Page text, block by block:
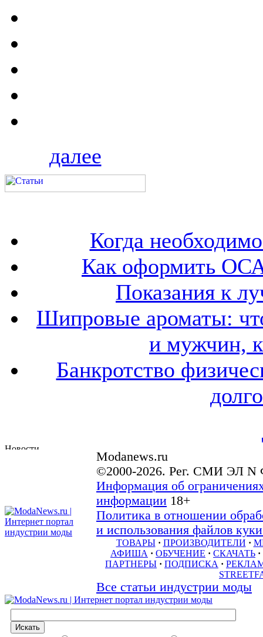
далее
Когда
Как оформить
Показания к
Шипровые ароматы:
и мужчин,
Банкротство
Modanews.ru
©2000-2026. Рег. СМИ ЭЛ N
Информация об
информации 18+
Политика в отношении
и использования файлов
ТОВАРЫ · ПРОИЗВОДИТЕЛИ ·
АФИША · ОБУЧЕНИЕ · СКАЧАТЬ ·
ПАРТНЕРЫ · ПОДПИСКА ·
Все статьи индустрии моды